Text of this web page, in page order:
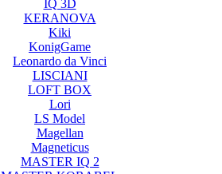
IQ 3D
KERANOVA
Kiki
KonigGame
Leonardo da Vinci
LISCIANI
LOFT BOX
Lori
LS Model
Magellan
Magneticus
MASTER IQ 2